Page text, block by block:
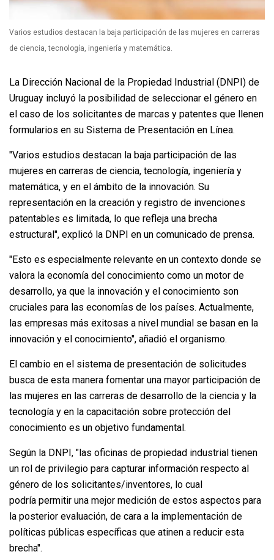
Varios estudios destacan la baja participación de las mujeres en carreras
de ciencia, tecnología, ingeniería y matemática.
La Dirección Nacional de la Propiedad Industrial (DNPI) de
Uruguay incluyó la posibilidad de seleccionar el género en
el caso de los solicitantes de marcas y patentes que llenen
formularios en su Sistema de Presentación en Línea.
​"Varios estudios destacan la baja participación de las
mujeres en carreras de ciencia, tecnología, ingeniería y
matemática, y en el ámbito de la innovación. Su
representación en la creación y registro de invenciones
patentables es limitada, lo que refleja una brecha
estructural", explicó la DNPI en un comunicado de prensa.
"Esto es especialmente relevante en un contexto donde se
valora la economía del conocimiento como un motor de
desarrollo, ya que la innovación y el conocimiento son
cruciales para las economías de los países. Actualmente,
las empresas más exitosas a nivel mundial se basan en la
innovación y el conocimiento", añadió el organismo.
El cambio en el sistema de presentación de solicitudes
busca de esta manera fomentar una mayor participación de
las mujeres en las carreras de desarrollo de la ciencia y la
tecnología y en la capacitación sobre protección del
conocimiento es un objetivo fundamental.
Según la DNPI, "las oficinas de propiedad industrial tienen
un rol de privilegio para capturar información respecto al
género de los solicitantes/inventores, lo cual
podría permitir una mejor medición de estos aspectos para
la posterior evaluación, de cara a la implementación de
políticas públicas específicas que atinen a reducir esta
brecha".